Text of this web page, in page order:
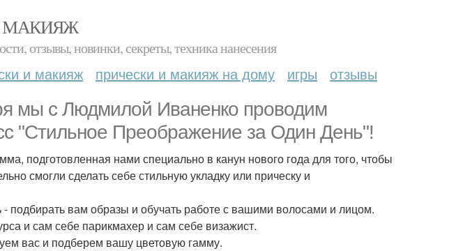
МАКИЯЖ
отзывы, новинки, секреты, техника нанесения
и макияж прически и макияж на дому игры отзывы
мы с Людмилой Иваненко проводим
"Стильное Преображение за Один День"!
подготовленная нами специально в канун нового года для того, чтобы
смогли сделать себе стильную укладку или прическу и
подбирать вам образы и обучать работе с вашими волосами и лицом.
и сам себе парикмахер и сам себе визажист.
вас и подберем вашу цветовую гамму.